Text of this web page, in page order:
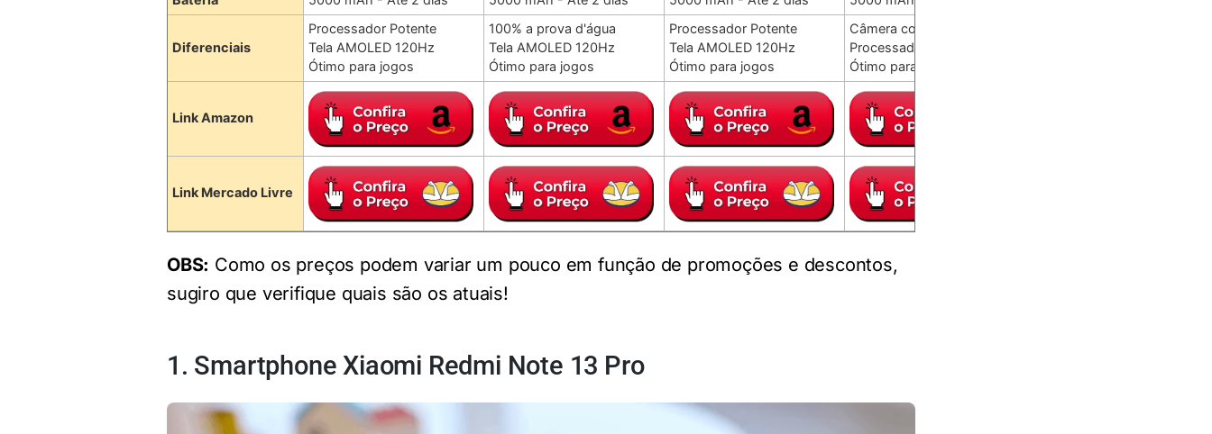
Diferenciais
Processador Potente
Tela AMOLED 120Hz
Ótimo para jogos
100% a prova d'água
Tela AMOLED 120Hz
Ótimo para jogos
Processador Potente
Tela AMOLED 120Hz
Ótimo para jogos
Câmera com OIS
Processador potente
Ótimo para jogos
Link Amazon
Link Mercado Livre
OBS: Como os preços podem variar um pouco em função de promoções e descontos,
sugiro que verifique quais são os atuais!
1. Smartphone Xiaomi Redmi Note 13 Pro